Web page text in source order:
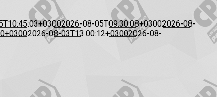
2026-08-05T09:30:08+03002026-08-
2026-08-03T13:00:12+03002026-08-